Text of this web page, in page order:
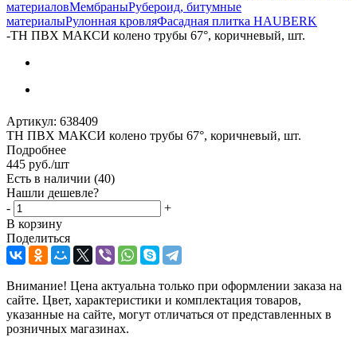
материаловМембраныРубероид, битумные
материалыРулонная кровляФасадная плитка HAUBERK
-ТН ПВХ МАКСИ колено трубы 67°, коричневый, шт.
Артикул: 638409
ТН ПВХ МАКСИ колено трубы 67°, коричневый, шт.
Подробнее
445 руб./шт
Есть в наличии (40)
Нашли дешевле?
-
+
В корзину
Поделиться
Внимание! Цена актуальна только при оформлении заказа на
сайте. Цвет, характеристики и комплектация товаров,
указанные на сайте, могут отличаться от представленных в
розничных магазинах.